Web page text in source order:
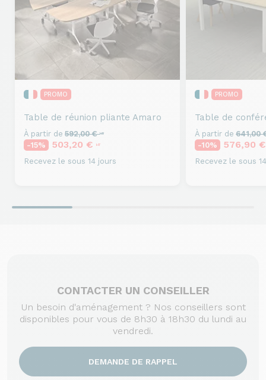
PROMO
Table de réunion pliante Amaro
À partir de 592,00 €HT
-15% 503,20 € HT
Recevez le sous 14 jours
PROMO
Table de
À partir de 641,00
-10%
576,90
Recevez le sous
CONTACTER UN CONSEILLER
Un besoin d'aménagement ? Nos conseillers sont
disponibles pour vous de 8h30 à 18h30 du lundi au
vendredi.
DEMANDE DE RAPPEL